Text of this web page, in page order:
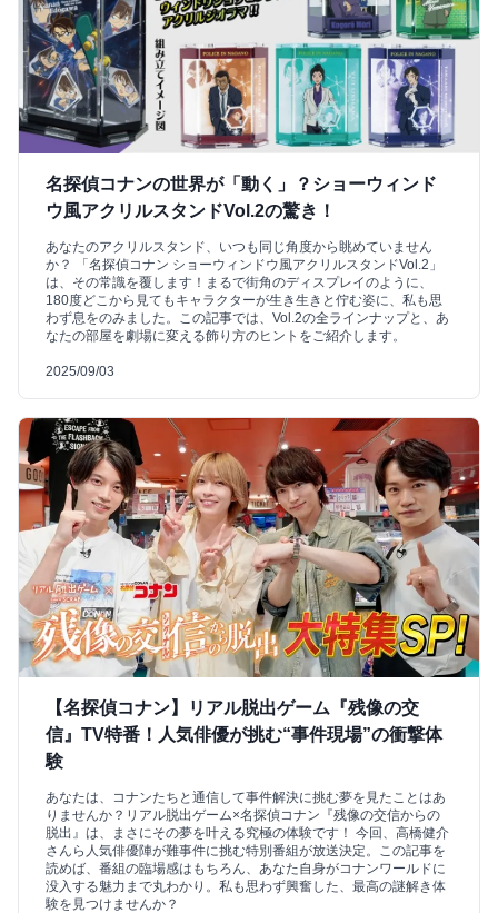
名探偵コナンの世界が「動く」？ショーウィンド
ウ風アクリルスタンドVol.2の驚き！
あなたのアクリルスタンド、いつも同じ角度から眺めていません
か？ 「名探偵コナン ショーウィンドウ風アクリルスタンドVol.2」
は、その常識を覆します！まるで街角のディスプレイのように、
180度どこから見てもキャラクターが生き生きと佇む姿に、私も思
わず息をのみました。この記事では、Vol.2の全ラインナップと、あ
なたの部屋を劇場に変える飾り方のヒントをご紹介します。
2025/09/03
【名探偵コナン】リアル脱出ゲーム『残像の交
信』TV特番！人気俳優が挑む“事件現場”の衝撃体
験
あなたは、コナンたちと通信して事件解決に挑む夢を見たことはあ
りませんか？リアル脱出ゲーム×名探偵コナン『残像の交信からの
脱出』は、まさにその夢を叶える究極の体験です！ 今回、高橋健介
さんら人気俳優陣が難事件に挑む特別番組が放送決定。この記事を
読めば、番組の臨場感はもちろん、あなた自身がコナンワールドに
没入する魅力まで丸わかり。私も思わず興奮した、最高の謎解き体
験を見つけませんか？